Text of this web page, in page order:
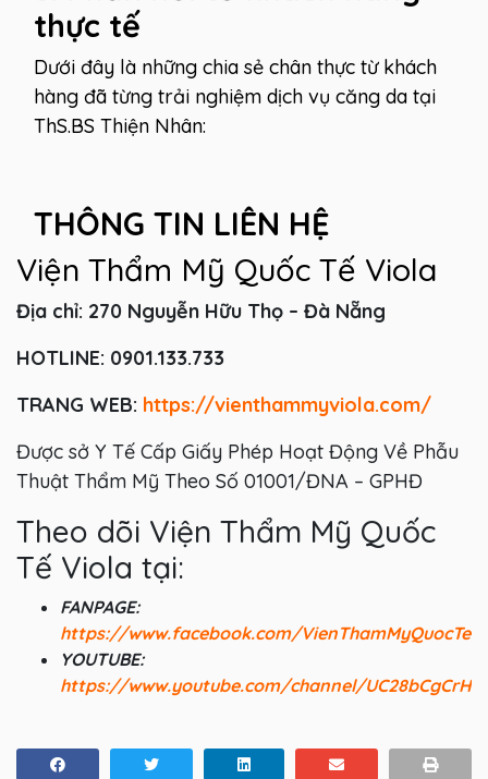
thực tế
Dưới đây là những chia sẻ chân thực từ khách
hàng đã từng trải nghiệm dịch vụ căng da tại
ThS.BS Thiện Nhân:
THÔNG TIN LIÊN HỆ
Viện Thẩm Mỹ Quốc Tế Viola
Địa chỉ: 270 Nguyễn Hữu Thọ – Đà Nẵng
HOTLINE: 0901.133.733
TRANG WEB: https://vienthammyviola.com/
Được sở Y Tế Cấp Giấy Phép Hoạt Động Về Phẫu
Thuật Thẩm Mỹ Theo Số 01001/ĐNA – GPHĐ
Theo dõi Viện Thẩm Mỹ Quốc
Tế Viola tại:
FANPAGE:
https://www.facebook.com/
YOUTUBE:
https://www.youtube.com/channel/